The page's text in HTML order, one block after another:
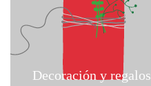
Decoración y regalos